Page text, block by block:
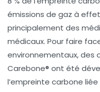
émissions de gaz à
principalement des
médicaux. Pour faire
environnementaux, des
Carebone® ont été
l’empreinte carbone